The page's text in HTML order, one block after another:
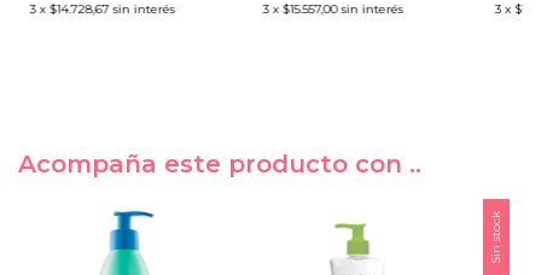
3 x $14.728,67 sin interés
3 x $15.557,00 sin interés
3 x
Acompaña este producto con ..
Sin stock